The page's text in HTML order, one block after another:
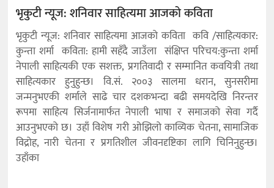
भृकुटी न्यूज: शनिवार साहित्यमा आजको कविता
भृकुटी न्यूज: शनिवार साहित्यमा आजको कविता कवि /साहित्यकार:
कुन्ता शर्मा कविता: हामी सहँदै जाउँला संक्षिप्त परिचय:कुन्ता शर्मा
नेपाली साहित्यकी एक सशक्त, प्रगतिवादी र सम्मानित कवयित्री तथा
साहित्यकार हुनुहुन्छ। वि.सं. २००३ सालमा धरान, सुनसरीमा
जन्मनुभएकी शर्माले साढे चार दशकभन्दा बढी समयदेखि निरन्तर
रूपमा साहित्य सिर्जनामार्फत नेपाली भाषा र समाजको सेवा गर्दै
आउनुभएको छ। उहाँ विशेष गरी ओझिलो काव्यिक चेतना, सामाजिक
विद्रोह, नारी चेतना र प्रगतिशील जीवनदृष्टिका लागि चिनिनुहुन्छ।
उहाँका